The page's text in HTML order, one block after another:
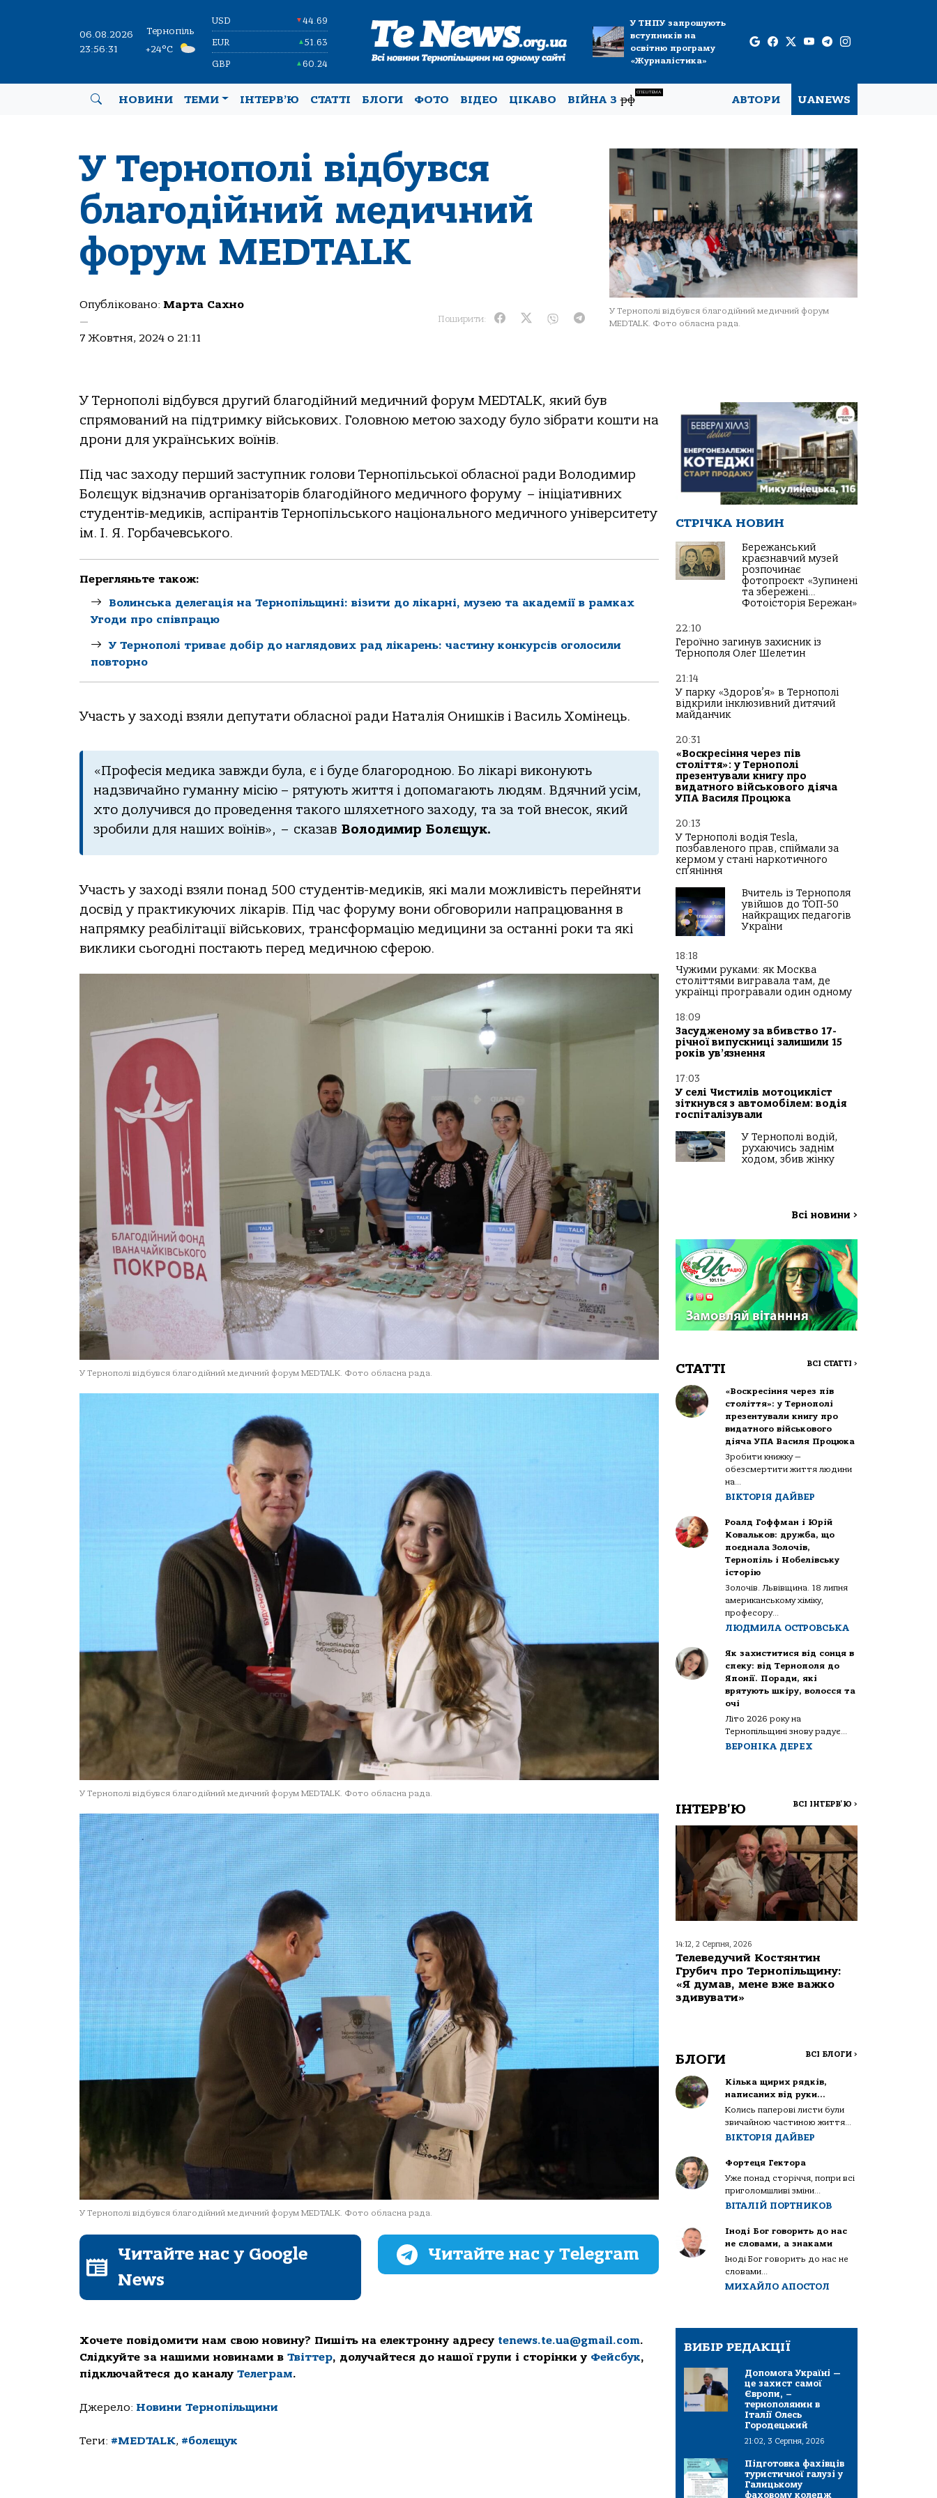
06.08.2026
23:56:32
Тернопіль
+24°C
USD ▼44.69
EUR ▲51.63
GBP ▲60.24
У ТНПУ запрошують
вступників на
освітню програму
«Журналістика»
НОВИНИ ТЕМИ ІНТЕРВ’Ю СТАТТІ БЛОГИ ФОТО ВІДЕО ЦІКАВО ВІЙНА Зрф
СПЕЦТЕМА
АВТОРИ UANEWS
У Тернополі відбувся
благодійний медичний
форум MEDTALK
Опубліковано: Марта Сахно
—
7 Жовтня, 2024 о 21:11
Поширити:
У Тернополі відбувся благодійний медичний форум
MEDTALK. Фото обласна рада.
У Тернополі відбувся другий благодійний медичний форум MEDTALK, який був
спрямований на підтримку військових. Головною метою заходу було зібрати кошти на
дрони для українських воїнів.
Під час заходу перший заступник голови Тернопільської обласної ради Володимир
Болєщук відзначив організаторів благодійного медичного форуму –ініціативних
студентів-медиків, аспірантів Тернопільського національного медичного університету
ім. І. Я. Горбачевського.
Перегляньте також:
Волинська делегація на Тернопільщині: візити до лікарні, музею та академії в рамках
Угоди про співпрацю
У Тернополі триває добір до наглядових рад лікарень: частину конкурсів оголосили
повторно
Участь у заході взяли депутати обласної ради Наталія Онишків і Василь Хомінець.
«Професія медика завжди була, є і буде благородною. Бо лікарі виконують
надзвичайно гуманну місію – рятують життя і допомагають людям. Вдячний усім,
хто долучився до проведення такого шляхетного заходу, та за той внесок, який
зробили для наших воїнів», – сказав Володимир Болєщук.
Участь у заході взяли понад 500 студентів-медиків, які мали можливість перейняти
досвід у практикуючих лікарів. Під час форуму вони обговорили напрацювання в
напрямку реабілітації військових, трансформацію медицини за останні роки та які
виклики сьогодні постають перед медичною сферою.
У Тернополі відбувся благодійний медичний форум MEDTALK. Фото обласна рада.
У Тернополі відбувся благодійний медичний форум MEDTALK. Фото обласна рада.
У Тернополі відбувся благодійний медичний форум MEDTALK. Фото обласна рада.
Читайте нас у Google
News
Читайте нас у Telegram
Хочете повідомити нам свою новину? Пишіть на електронну адресу tenews.te.ua@gmail.com.
Слідкуйте за нашими новинами в Твіттер, долучайтеся до нашої групи і сторінки у Фейсбук,
підключайтеся до каналу Телеграм.
Джерело: Новини Тернопільщини
Теги: #MEDTALK, #болєщук
СТРІЧКА НОВИН
Бережанський
краєзнавчий музей
розпочинає
фотопроєкт «Зупинені
та збережені…
Фотоісторія Бережан»
22:10
Героїчно загинув захисник із
Тернополя Олег Шелетин
21:14
У парку «Здоров’я» в Тернополі
відкрили інклюзивний дитячий
майданчик
20:31
«Воскресіння через пів
століття»: у Тернополі
презентували книгу про
видатного військового діяча
УПА Василя Процюка
20:13
У Тернополі водія Tesla,
позбавленого прав, спіймали за
кермом у стані наркотичного
сп’яніння
Вчитель із Тернополя
увійшов до ТОП-50
найкращих педагогів
України
18:18
Чужими руками: як Москва
століттями вигравала там, де
українці програвали один одному
18:09
Засудженому за вбивство 17-
річної випускниці залишили 15
років ув’язнення
17:03
У селі Чистилів мотоцикліст
зіткнувся з автомобілем: водія
госпіталізували
У Тернополі водій,
рухаючись заднім
ходом, збив жінку
Всі новини >
СТАТТІ ВСІ СТАТТІ >
«Воскресіння через пів
століття»: у Тернополі
презентували книгу про
видатного військового
діяча УПА Василя Процюка
Зробити книжку —
обезсмертити життя людини
на...
ВІКТОРІЯ ДАЙВЕР
Роалд Гоффман і Юрій
Ковальков: дружба, що
поєднала Золочів,
Тернопіль і Нобелівську
історію
Золочів. Львівщина. 18 липня
американському хіміку,
професору...
ЛЮДМИЛА ОСТРОВСЬКА
Як захиститися від сонця в
спеку: від Тернополя до
Японії. Поради, які
врятують шкіру, волосся та
очі
Літо 2026 року на
Тернопільщині знову радує...
ВЕРОНІКА ДЕРЕХ
ІНТЕРВ'Ю ВСІ ІНТЕРВ'Ю >
14:12, 2 Серпня, 2026
Телеведучий Костянтин
Грубич про Тернопільщину:
«Я думав, мене вже важко
здивувати»
БЛОГИ ВСІ БЛОГИ >
Кілька щирих рядків,
написаних від руки…
Колись паперові листи були
звичайною частиною життя...
ВІКТОРІЯ ДАЙВЕР
Фортеця Гектора
Уже понад сторіччя, попри всі
приголомшливі зміни...
ВІТАЛІЙ ПОРТНИКОВ
Іноді Бог говорить до нас
не словами, а знаками
Іноді Бог говорить до нас не
словами...
МИХАЙЛО АПОСТОЛ
ВИБІР РЕДАКЦІЇ
Допомога Україні —
це захист самої
Європи, –
тернополянин в
Італії Олесь
Городецький
21:02, 3 Серпня, 2026
Підготовка фахівців
туристичної галузі у
Галицькому
фаховому коледж